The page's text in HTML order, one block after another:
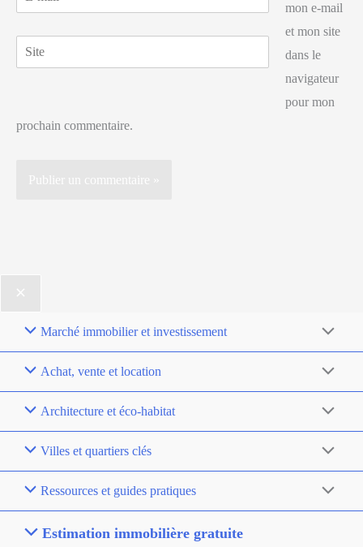
mail*
Site
mon e-mail
et mon site
dans le
navigateur
pour mon
prochain commentaire.
Marché immobilier et investissement
Achat, vente et location
Architecture et éco-habitat
Villes et quartiers clés
Ressources et guides pratiques
Estimation immobilière gratuite